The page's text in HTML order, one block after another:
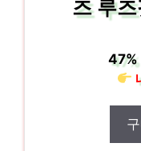
즈 루
47%